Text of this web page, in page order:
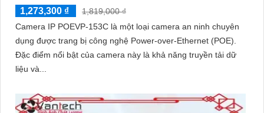
1,273,300 ₫
1,819,000 ₫
Camera IP POEVP-153C là một loại camera an ninh chuyên
dụng được trang bị công nghệ Power-over-Ethernet (POE).
Đặc điểm nổi bật của camera này là khả năng truyền tải dữ
liệu và...